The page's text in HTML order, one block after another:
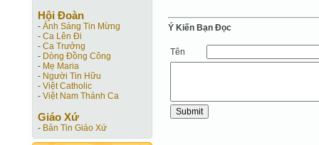
Hội Ðoàn
- Ánh Sáng Tin Mừng
- Ca Lên Đi
- Ca Trưởng
- Dòng Đồng Công
- Mẹ Maria
- Người Tin Hữu
- Việt Catholic
- Việt Nam Thánh Ca
Giáo Xứ
- Bản Tin Giáo Xứ
Ý Kiến Bạn Ðọc
Tên